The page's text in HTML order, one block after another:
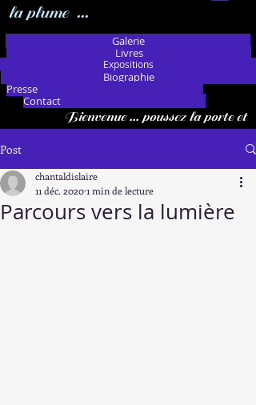
Galerie
Livres
Biographie
Presse
Contact
Expositions
Bienvenue ... poussez la porte et
la plume ...
Post
Parcours vers la lumière
chantaldislaire
11 déc. 20201 min de lecture